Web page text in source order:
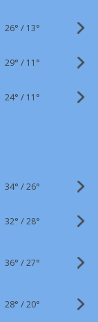
26° / 13°
29° / 11°
24° / 11°
34° /26°
32° /28°
36° /27°
28° /20°